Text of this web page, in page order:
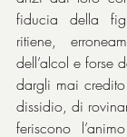
fiducia della
ritiene,
dell’alcol e forse
dargli mai
dissidio, di
feriscono